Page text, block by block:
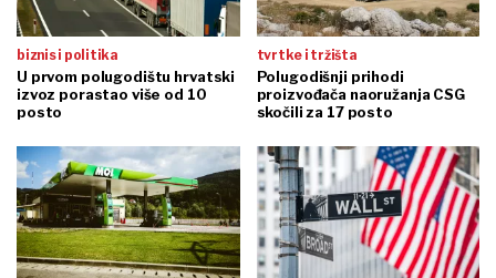
biznis i politika
U prvom polugodištu hrvatski
izvoz porastao više od 10
posto
tvrtke i tržišta
Polugodišnji prihodi
proizvođača naoružanja CSG
skočili za 17 posto